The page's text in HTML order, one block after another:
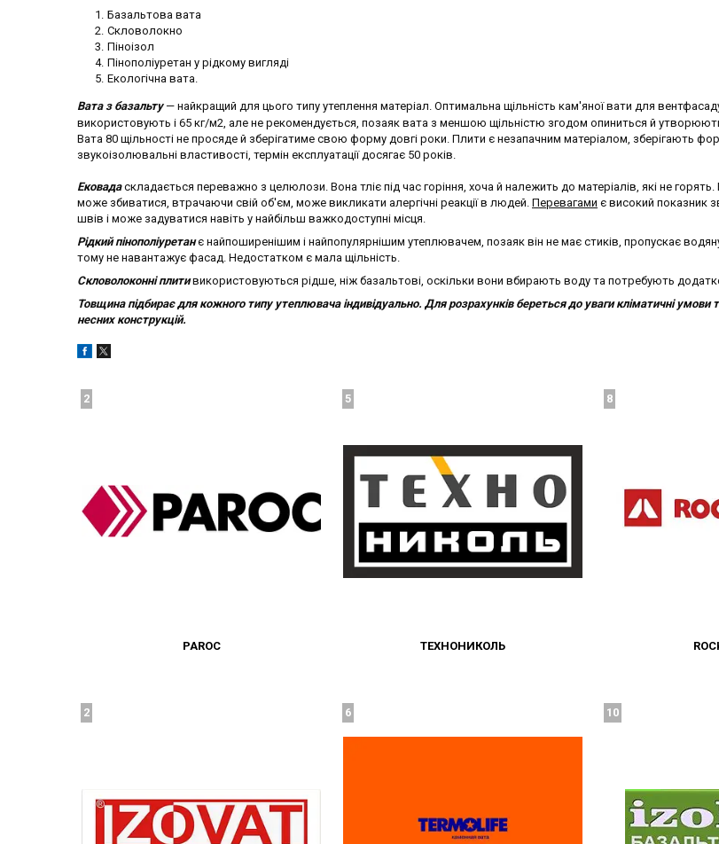
Базальтова вата
Скловолокно
Піноізол
Пінополіуретан у рідкому вигляді
Екологічна вата.
Вата з базальту— найкращий для цього типу утеплення матеріал. Оптимальна щільність кам'яної вати для
використовують і 65 кг/м2, але не рекомендується, позаяк вата з меншою щільністю згодом опиниться й
Вата 80 щільності не просяде й зберігатиме свою форму довгі роки. Плити є незапачним матеріалом, зберігають
звукоізолювальні властивості, термін експлуатації досягає 50 років.
Ековадаскладається переважно з целюлози. Вона тліє під час горіння, хоча й належить до матеріалів, які не
може збиватися, втрачаючи свій об'єм, може викликати алергічні реакції в людей. Перевагами є високий показник
швів і може задуватися навіть у найбільш важкодоступні місця.
Рідкий пінополіуретанє найпоширенішим і найпопулярнішим утеплювачем, позаяк він не має стиків, пропускає
тому не навантажує фасад. Недостатком є мала щільність.
Скловолоконні плитивикористовуються рідше, ніж базальтові, оскільки вони вбирають воду та потребують
Товщина підбирає для кожного типу утеплювача індивідуально. Для розрахунків береться до уваги кліматичні умови
несних конструкцій.
PAROC
2
ТЕХНОНИКОЛЬ
5 8
2 6 10